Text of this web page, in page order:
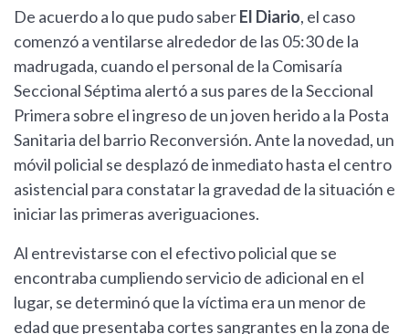
De acuerdo a lo que pudo saberEl Diario, el caso
comenzó a ventilarse alrededor de las 05:30 de la
madrugada, cuando el personal de la Comisaría
Seccional Séptima alertó a sus pares de la Seccional
Primera sobre el ingreso de un joven herido a la Posta
Sanitaria del barrio Reconversión. Ante la novedad, un
móvil policial se desplazó de inmediato hasta el centro
asistencial para constatar la gravedad de la situación e
iniciar las primeras averiguaciones.
Al entrevistarse con el efectivo policial que se
encontraba cumpliendo servicio de adicional en el
lugar, se determinó que la víctima era un menor de
edad que presentaba cortes sangrantes en la zona de